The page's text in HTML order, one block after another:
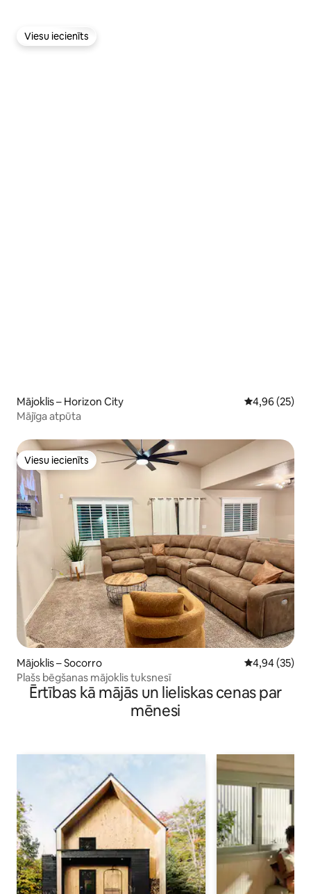
Viesu iecienīts
Viesu iecienīts
Mājoklis – Horizon City Vidējais
4,96 (25)
Mājīga atpūta
Viesu iecienīts
Viesu iecienīts
Mājoklis – Socorro Vidējais
4,94 (35)
Plašs bēgšanas mājoklis tuksnesī
Ērtības kā mājās un lieliskas cenas par
mēnesi